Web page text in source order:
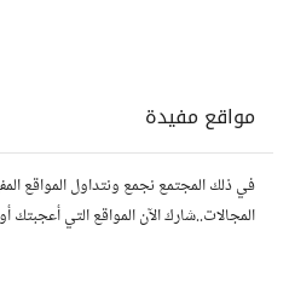
مواقع مفيدة
في ذلك المجتمع نجمع ونتداول المواقع
المجالات..شارك الآن المواقع التي أعجبتك